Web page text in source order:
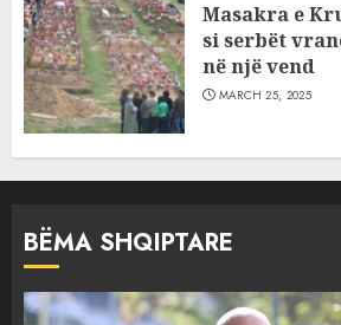
Masakra e
si serbët
në një vend
MARCH 25, 2025
BËMA SHQIPTARE